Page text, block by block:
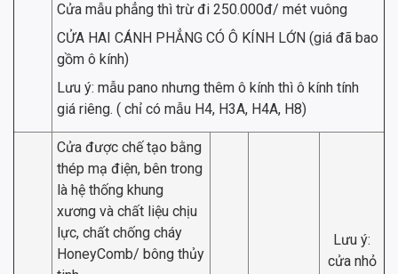
Cửa mẫu phẳng thì trừ đi 250.000đ/ mét vuông
CỬA HAI CÁNH PHẲNG CÓ Ô KÍNH LỚN (giá đã bao
gồm ô kính)
Lưu ý: mẫu pano nhưng thêm ô kính thì ô kính tính
giá riêng. ( chỉ có mẫu H4, H3A, H4A, H8)
Cửa được chế tạo bằng
thép mạ điện, bên trong
là hệ thống khung
xương và chất liệu chịu
lực, chất chống cháy
HoneyComb/ bông thủy
Lưu ý:
cửa nhỏ